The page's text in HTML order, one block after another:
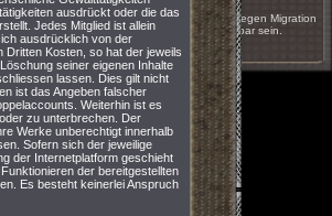
Spiel wird innerhalb der nächsten Wochen wegen Migration
einen anderen Server kurzzeitig nicht erreichbar sein.
ausdrückt oder die das
Jedes Mitglied ist allein
ausdrücklich von der
Dritten Kosten, so hat der jeweils
seiner eigenen Inhalte
lassen. Dies gilt nicht
ist das Angeben falscher
Weiterhin ist es
zu unterbrechen. Der
Werke unberechtigt innerhalb
Sofern sich der jeweilige
der Internetplatform geschieht
der bereitgestellten
Es besteht keinerlei Anspruch